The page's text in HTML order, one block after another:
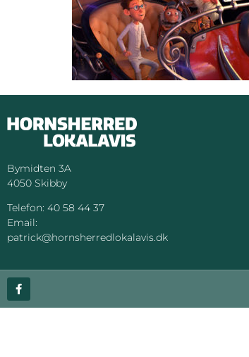
Bymidten 3A
4050 Skibby
Telefon: 40 58 44 37
Email:
patrick@hornsherredlokalavis.dk